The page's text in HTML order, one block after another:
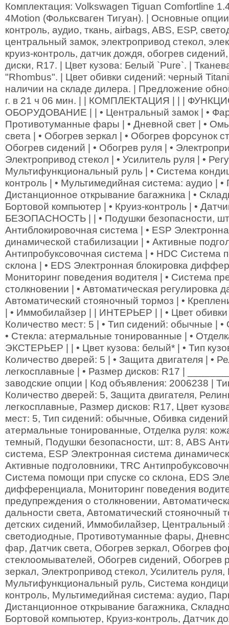
Комплектация: Volkswagen Tiguan Comfortline
4Motion (Фольксваген Тигуан). | Основные
контроль, аудио, ткань, airbags, ABS, ESP,
центральный замок, электропривод стекол,
круиз-контроль, датчик дождя, обогрев
диски, R17. | Цвет кузова: Белый `Pure`. |
"Rhombus". | Цвет обивки сидений: черный
наличии на складе дилера. | Предложение
г. в 21 ч 06 мин. | | КОМПЛЕКТАЦИЯ | | |
ОБОРУДОВАНИЕ | | • Центральный замок | •
Противотуманные фары | • Дневной свет | •
света | • Обогрев зеркал | • Обогрев форсунок
Обогрев сидений | • Обогрев руля | •
Электропривод стекол | • Усилитель руля | •
Мультифункциональный руль | • Система
контроль | • Мультимедийная система: аудио | •
Дистанционное открывание багажника | •
Бортовой компьютер | • Круиз-контроль | •
БЕЗОПАСНОСТЬ | | • Подушки безопасности,
Антиблокировочная система | • ESP
динамической стабилизации | • Активные
Антипробуксовочная система | • HDC Система
склона | • EDS Электронная блокировка
Мониторинг поведения водителя | • Система
столкновении | • Автоматическая регулировка
Автоматический стояночный тормоз | •
| • Иммобилайзер | | ИНТЕРЬЕР | | • Цвет
Количество мест: 5 | • Тип сидений: обычные | •
• Стекла: атермальные тонированные | •
ЭКСТЕРЬЕР | | • Цвет кузова: белый* | • Тип
Количество дверей: 5 | • Защита двигателя | •
легкосплавные | • Размер дисков: R17 |
заводские опции | Код объявления: 2006238 |
Количество дверей: 5, Защита двигателя,
легкосплавные, Размер дисков: R17, Цвет
мест: 5, Тип сидений: обычные, Обивка
атермальные тонированные, Отделка руля:
темный, Подушки безопасности, шт: 8, ABS
система, ESP Электронная система
Активные подголовники, TRC
Система помощи при спуске со склона, EDS
дифференциала, Мониторинг поведения
предупреждения о столкновении,
дальности света, Автоматический стояночный
детских сидений, Иммобилайзер,
светодиодные, Противотуманные фары,
фар, Датчик света, Обогрев зеркал, Обогрев
стеклоомывателей, Обогрев сидений, Обогрев
зеркал, Электропривод стекол, Усилитель руля,
Мультифункциональный руль, Система
контроль, Мультимедийная система: аудио,
Дистанционное открывание багажника,
Бортовой компьютер, Круиз-контроль, Датчик